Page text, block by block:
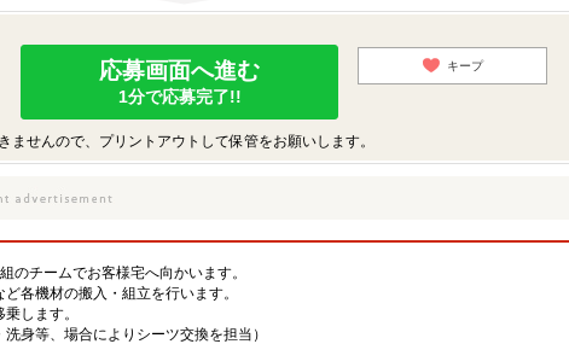
応募画面へ進む
1分で応募完了!!
キープ
せんので、プリントアウトして保管をお願いします。
のチームでお客様宅へ向かいます。
各機材の搬入・組立を行います。
します。
身等、場合によりシーツ交換を担当）